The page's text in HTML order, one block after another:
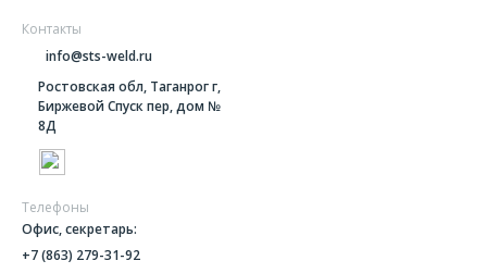
Контакты
info@sts-weld.ru
Ростовская обл, Таганрог г,
Биржевой Спуск пер, дом №
8Д
Телефоны
Офис, секретарь:
+7 (863) 279-31-92